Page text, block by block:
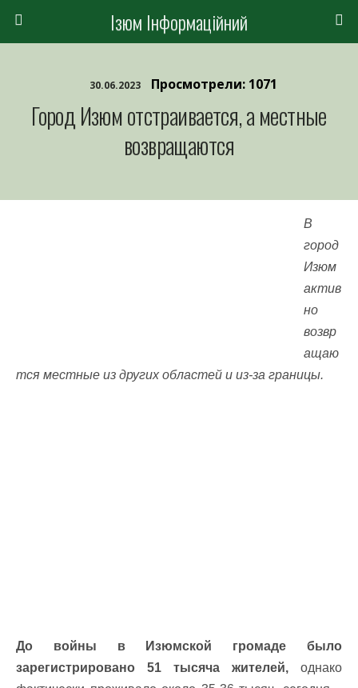
Ізюм Інформаційний
30.06.2023 Просмотрели: 1071
Город Изюм отстраивается, а местные
возвращаются
В
город
Изюм
актив
но
возвр
ащаю
тся местные из других областей и из-за границы.
До войны в Изюмской громаде было
зарегистрировано 51 тысяча жителей, однако